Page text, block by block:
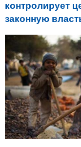
контролирует
законную